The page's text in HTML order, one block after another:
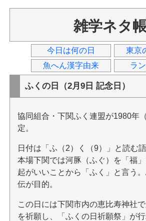
雑学ネタ
今日は何の日
東京
魚へん漢字由来
ラ
ふくの日（2月9日 記念日）
協同組合・下関ふく連盟が1980年
定。
日付は「ふ（2）く（9）」と読む
本場下関では河豚（ふぐ）を「福
起がいいことから「ふく」と言う
伝が目的。
この日には下関市内の恵比寿神社
を祈願し、「ふくの日祈願祭」が